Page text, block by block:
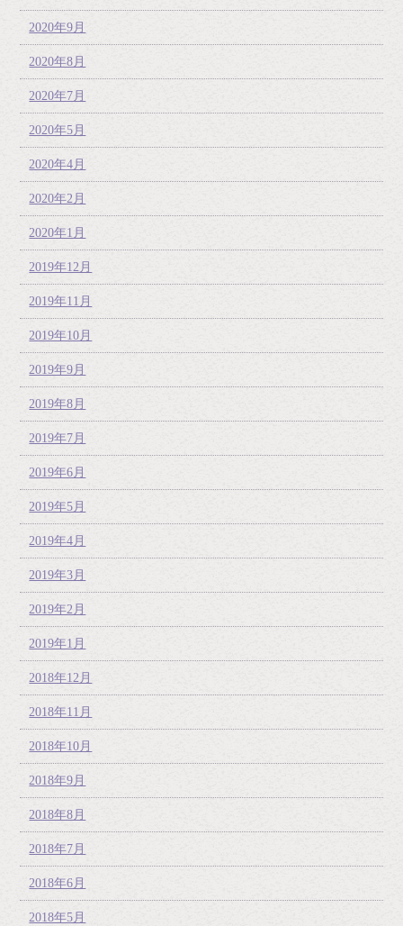
2020年9月
2020年8月
2020年7月
2020年5月
2020年4月
2020年2月
2020年1月
2019年12月
2019年11月
2019年10月
2019年9月
2019年8月
2019年7月
2019年6月
2019年5月
2019年4月
2019年3月
2019年2月
2019年1月
2018年12月
2018年11月
2018年10月
2018年9月
2018年8月
2018年7月
2018年6月
2018年5月